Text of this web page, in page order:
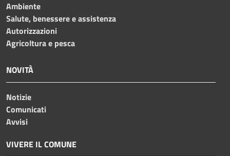
Ambiente
Salute, benessere e assistenza
Autorizzazioni
Agricoltura e pesca
NOVITÀ
Notizie
Comunicati
Avvisi
VIVERE IL COMUNE